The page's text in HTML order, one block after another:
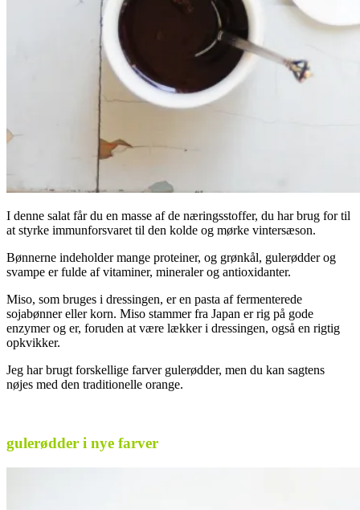
I denne salat får du en masse af de næringsstoffer, du har brug for til
at styrke immunforsvaret til den kolde og mørke vintersæson.
Bønnerne indeholder mange proteiner, og grønkål, gulerødder og
svampe er fulde af vitaminer, mineraler og antioxidanter.
Miso, som bruges i dressingen, er en pasta af fermenterede
sojabønner eller korn. Miso stammer fra Japan er rig på gode
enzymer og er, foruden at være lækker i dressingen, også en rigtig
opkvikker.
Jeg har brugt forskellige farver gulerødder, men du kan sagtens
nøjes med den traditionelle orange.
gulerødder i nye farver